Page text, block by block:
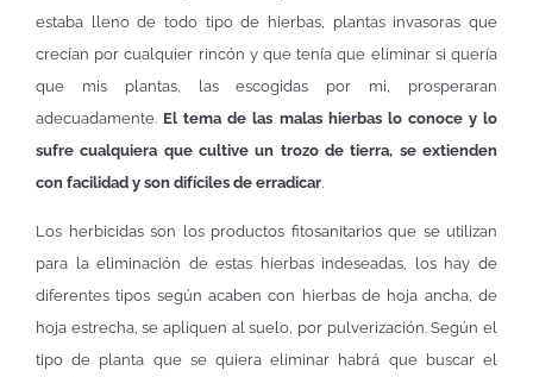
estaba lleno de todo tipo de hierbas, plantas invasoras que
crecían por cualquier rincón y que tenía que eliminar si quería
que mis plantas, las escogidas por mi, prosperaran
adecuadamente. El tema de las malas hierbas lo conoce y lo
sufre cualquiera que cultive un trozo de tierra, se extienden
con facilidad y son difíciles de erradicar.
Los herbicidas son los productos fitosanitarios que se utilizan
para la eliminación de estas hierbas indeseadas, los hay de
diferentes tipos según acaben con hierbas de hoja ancha, de
hoja estrecha, se apliquen al suelo, por pulverización. Según el
tipo de planta que se quiera eliminar habrá que buscar el